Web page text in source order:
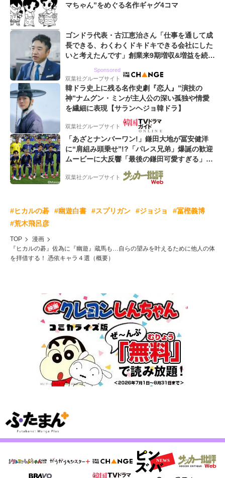
マちゃん”をめぐる名作ギャグ4コマ
ゴンドラ代表・古江恵治さん「仕事を通して成
長できる、わくわくドキドキできる会社にした
いと考えたんです」創業来9期増収&増益を続け
Sponsored
双葉社グループサイト
韓ドラ史上に残る名作史劇『恋人』”演技の
神”ナムグン・ミンが主人公の深い孤独や情愛
を繊細に表現【サランヘジョ韓ドラ】
双葉社グループサイト
「あざとナンバーワン!」鎌田大地が冨安健洋
に“肩組み頭乗せ”!?「パレス兄弟」爆誕の歓迎
ムービーに大反響「最後の鎌田可愛すぎる」
「粋にも程がある!」
双葉社グループサイト
#ヒカルの碁 #幽遊白書 #スプリガン #ジョジョ
#冨樫義博
#荒木飛呂彦
TOP
漫画
『ヒカルの碁』佐為に『幽遊』蔵馬も…自らの望みを叶えるために他人の体
を拝借する！ 憑依キャラ４選（概要）